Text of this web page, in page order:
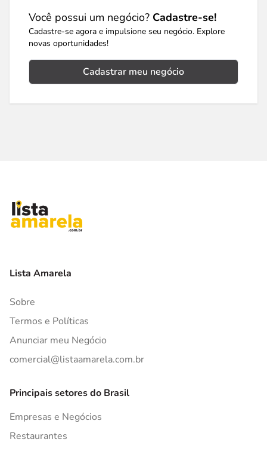
Você possui um negócio? Cadastre-se!
Cadastre-se agora e impulsione seu negócio. Explore
novas oportunidades!
Cadastrar meu negócio
Lista Amarela
Sobre
Termos e Políticas
Anunciar meu Negócio
comercial@listaamarela.com.br
Principais setores do Brasil
Empresas e Negócios
Restaurantes